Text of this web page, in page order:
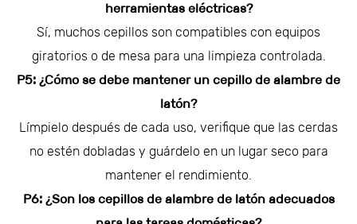
herramientas eléctricas?
Sí, muchos cepillos son compatibles con equipos
giratorios o de mesa para una limpieza controlada.
P5: ¿Cómo se debe mantener un cepillo de alambre de
latón?
Límpielo después de cada uso, verifique que las cerdas
no estén dobladas y guárdelo en un lugar seco para
mantener el rendimiento.
P6: ¿Son los cepillos de alambre de latón adecuados